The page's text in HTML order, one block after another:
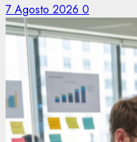
7 Agosto 2026 0